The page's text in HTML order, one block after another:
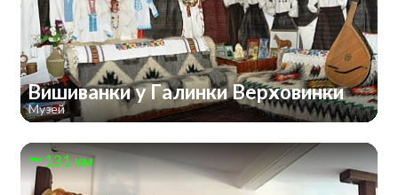
Вишиванки у Галинки Верховинки
Музей
131 км